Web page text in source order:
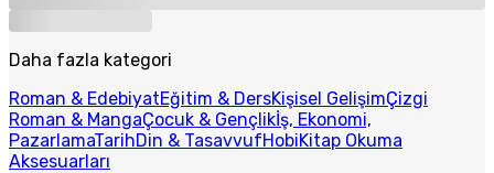
Daha fazla kategori
Roman & EdebiyatEğitim & DersKişisel GelişimÇizgi
Roman & MangaÇocuk & Gençlikİş, Ekonomi,
PazarlamaTarihDin & TasavvufHobiKitap Okuma
Aksesuarları